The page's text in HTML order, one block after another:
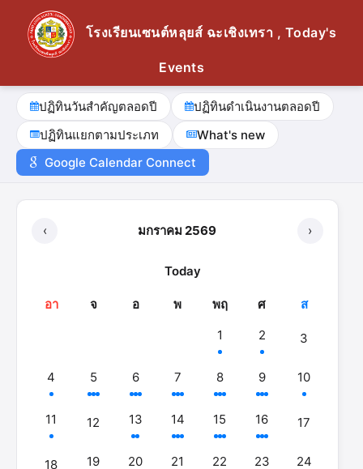
โรงเรียนเซนต์หลุยส์ ฉะเชิงเทรา , Today's
Events
ปฏิทินวันสำคัญตลอดปี
ปฏิทินดำเนินงานตลอดปี
ปฏิทินแยกตามประเภท
What's new
Google Calendar Connect
‹ มกราคม 2569 ›
Today
อา จ อ พ พฤ ศ
ส
1
2 3
4 5 6 7 8 9 10
11 12 13 14 15 16 17
18 19 20 21 22 23 24